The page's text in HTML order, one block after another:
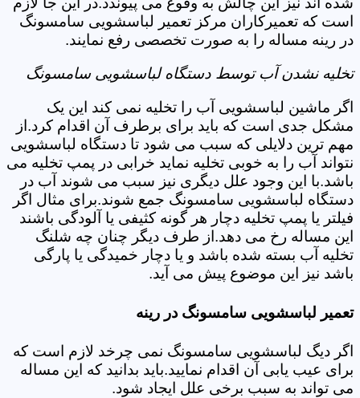
است که تعمیرکاران مرکز تعمیر لباسشویی سامسونگ
در رینه مساله را به صورت تخصصی رفع نمایند.
تخلیه نشدن آب توسط دستگاه لباسشویی سامسونگ
اگر ماشین لباسشویی آب را تخلیه نمی کند این یک
مشکل جدی است که باید برای برطرف آن اقدام کرد.از
مهم ترین دلایلی که سبب می شود تا دستگاه لباسشویی
نتواند آب را به خوبی تخلیه نماید خرابی در پمپ تخلیه می
باشد.با این وجود علل دیگری نیز سبب می شوند آب در
دستگاه لباسشویی سامسونگ جمع شوند.برای مثال اگر
فیلتر یا پمپ تخلیه دچار هر گونه کثیفی یا آلودگی باشند
این مساله رخ می دهد.از طرف دیگر چنان چه شلنگ
تخلیه آب بسته شده باشد و یا دچار خمیدگی یا پارگی
باشد نیز این موضوع پیش می آید.
تعمیر لباسشویی سامسونگ در رینه
اگر دیگ لباسشویی سامسونگ نمی چرخد لازم است که
برای عیب یابی آن اقدام نمایید.باید بدانید که این مساله
می تواند به سبب برخی علل ایجاد شود.